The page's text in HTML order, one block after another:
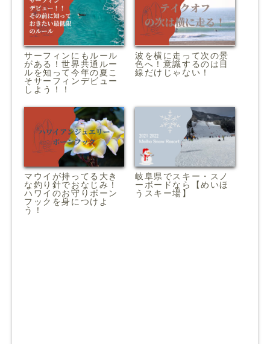
サーフィンにもルール
がある！世界共通ルー
ルを知って今年の夏こ
そサーフィンデビュー
しよう！！
波を横に走って次の景
色へ！意識するのは目
線だけじゃない！
マウイが持ってる大き
な釣り針でおなじみ！
ハワイのお守りボーン
フックを身につけよ
う！
岐阜県でスキー・スノ
ーボードなら【めいほ
うスキー場】